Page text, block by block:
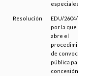
especiales
Resolución
EDU/2604/2021,
por la que se
abre el
procedimiento
de convocatoria
pública para la
concesión de